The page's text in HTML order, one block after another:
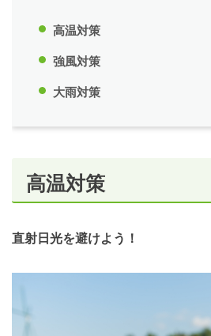
高温対策
強風対策
大雨対策
高温対策
直射日光を避けよう！